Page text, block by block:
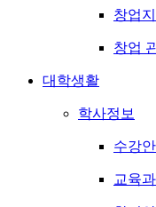
창업
창업
대학생활
학사정보
수강
교육